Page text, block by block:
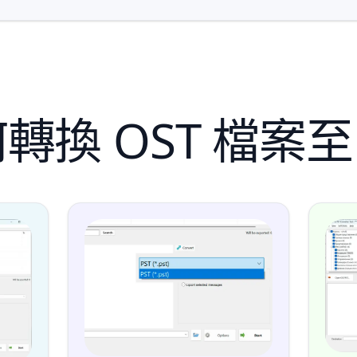
換 OST 檔案